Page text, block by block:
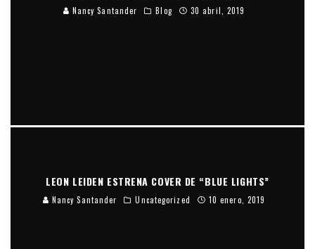
Nancy Santander Blog 30 abril, 2019
LEON LEIDEN ESTRENA COVER DE “BLUE LIGHTS”
Nancy Santander Uncategorized 10 enero, 2019